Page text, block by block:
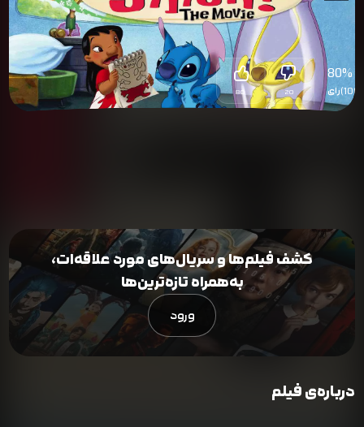
%
80
رای 20
80
کشف فیلم‌ها و سریال‌های مورد علاقه‌ات،
به‌همراه تازه‌ترین‌ها
ورود
درباره‌ی فیلم